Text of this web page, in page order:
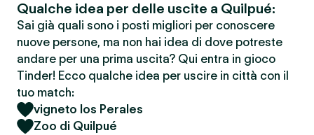
Qualche idea per delle uscite a Quilpué:
Sai già quali sono i posti migliori per conoscere
nuove persone, ma non hai idea di dove potreste
andare per una prima uscita? Qui entra in gioco
Tinder! Ecco qualche idea per uscire in città con il
tuo match:
vigneto los Perales
Zoo di Quilpué